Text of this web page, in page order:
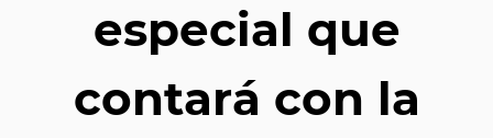
especial que
contará con la